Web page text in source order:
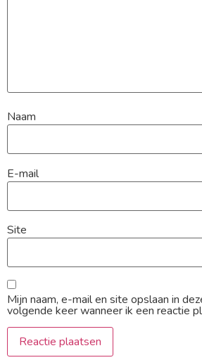
Naam
E-mail
Site
Mijn naam, e-mail en site opslaan in
volgende keer wanneer ik een reactie